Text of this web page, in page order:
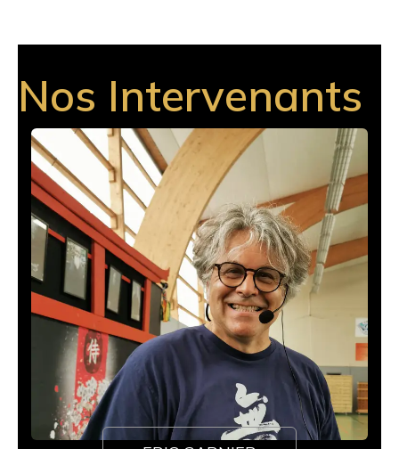
Nos Intervenants